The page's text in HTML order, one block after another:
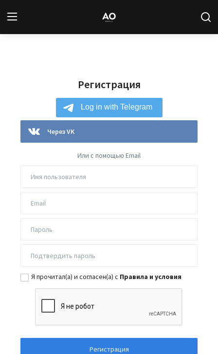
Авторы
База знаний
Подписка
Регистрация
Через VK
Или с помощью Email
Я прочитал(а) и согласен(а) с Правила и условия
Регистрация